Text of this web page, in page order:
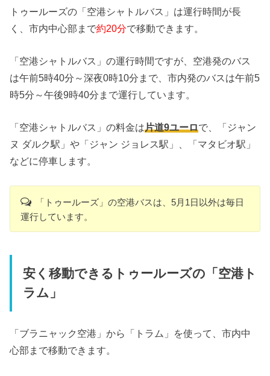
トゥールーズの「空港シャトルバス」は運行時間が長
く、市内中心部まで約20分で移動できます。
「空港シャトルバス」の運行時間ですが、空港発のバス
は午前5時40分～深夜0時10分まで、市内発のバスは午前5
時5分～午後9時40分まで運行しています。
「空港シャトルバス」の料金は片道9ユーロで、「ジャン
ヌ ダルク駅」や「ジャン ジョレス駅」、「マタビオ駅」
などに停車します。
「トゥールーズ」の空港バスは、5月1日以外は毎日
運行しています。
安く移動できるトゥールーズの「空港ト
ラム」
「ブラニャック空港」から「トラム」を使って、市内中
心部まで移動できます。